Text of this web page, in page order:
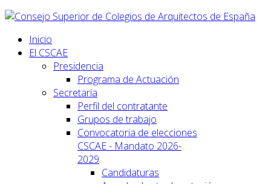
Inicio
El CSCAE
Presidencia
Programa de Actuación
Secretaría
Perfil del contratante
Grupos de trabajo
Convocatoria de elecciones
CSCAE - Mandato 2026-
2029
Candidaturas